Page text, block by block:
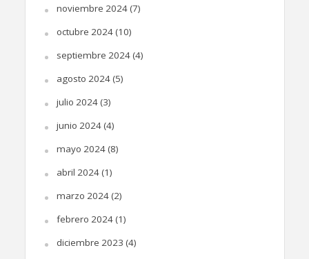
noviembre 2024(7)
octubre 2024(10)
septiembre 2024(4)
agosto 2024(5)
julio 2024(3)
junio 2024(4)
mayo 2024(8)
abril 2024(1)
marzo 2024(2)
febrero 2024(1)
diciembre 2023 (4)